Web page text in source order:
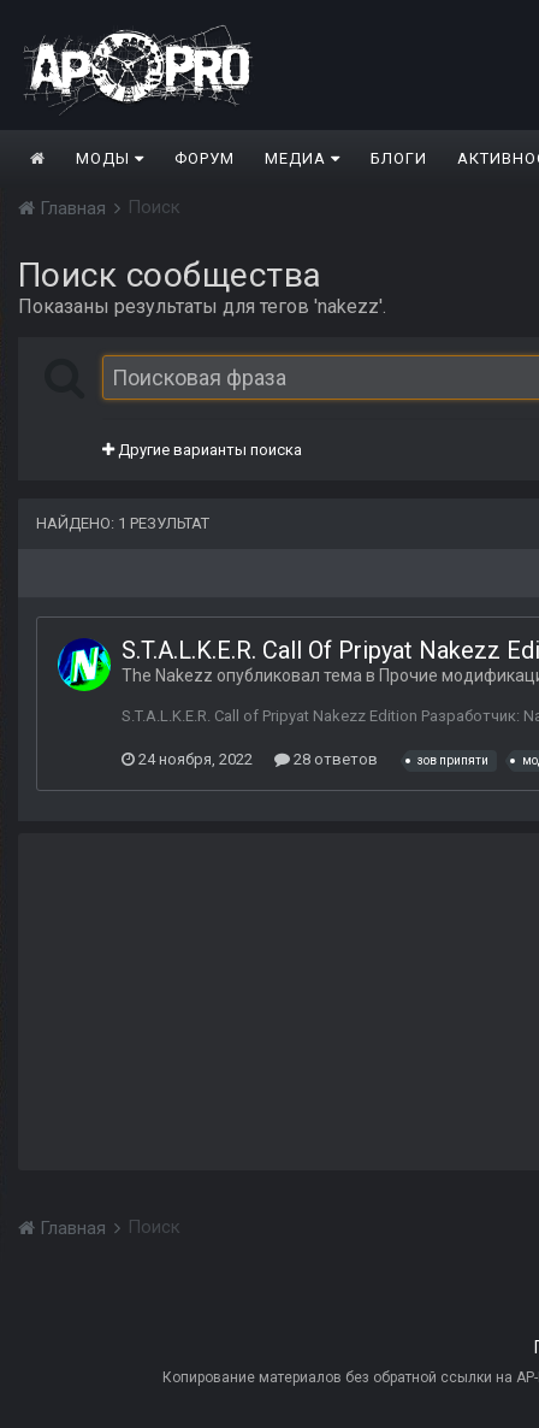
МОДЫ ФОРУМ МЕДИА БЛОГИ
Главная Поиск
Поиск сообщества
Показаны результаты для тегов 'nakezz'.
Другие варианты поиска
НАЙДЕНО: 1 РЕЗУЛЬТАТ
S.T.A.L.K.E.R. Call Of Pripyat Nakezz
The Nakezz опубликовал тема в Прочие
S.T.A.L.K.E.R. Call of Pripyat Nakezz Edition
24 ноября, 2022 28 ответов зов припяти
Главная Поиск
Копирование материалов без обратной ссылки на